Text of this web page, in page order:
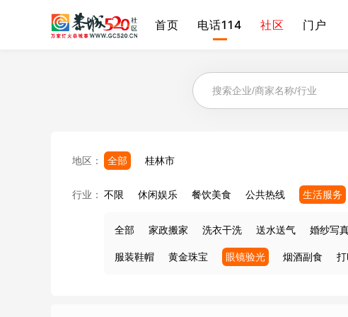
首页 电话114 社区 门户
地区： 全部 桂林市
行业： 不限 休闲娱乐 餐饮美食 公共热线 生活服务
全部 家政搬家 洗衣干洗 送水送气 婚纱写
服装鞋帽 黄金珠宝 眼镜验光 烟酒副食